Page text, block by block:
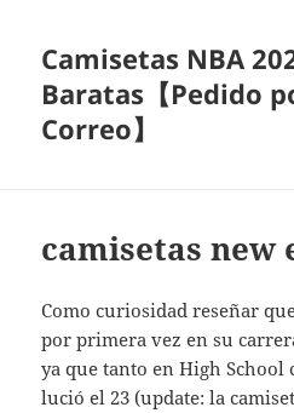
Camisetas NBA
Baratas【Pedido
Correo】
camisetas new
Como curiosidad reseñar
por primera vez en su
ya que tanto en High School
lució el 23 (update: la